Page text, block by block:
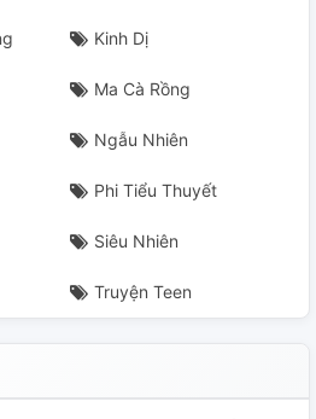
Kinh Dị
Ma Cà Rồng
Ngẫu Nhiên
Phi Tiểu Thuyết
Siêu Nhiên
Truyện Teen